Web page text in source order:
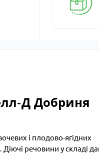
Д Добриня
і плодово-ягідних
речовини у складі